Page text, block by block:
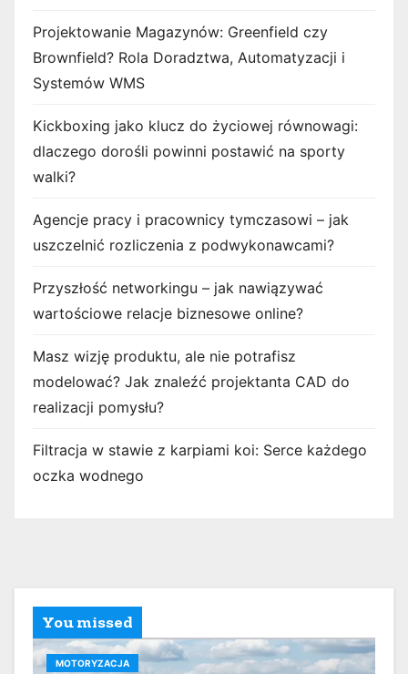
Projektowanie Magazynów: Greenfield czy
Brownfield? Rola Doradztwa, Automatyzacji i
Systemów WMS
Kickboxing jako klucz do życiowej równowagi:
dlaczego dorośli powinni postawić na sporty
walki?
Agencje pracy i pracownicy tymczasowi – jak
uszczelnić rozliczenia z podwykonawcami?
Przyszłość networkingu – jak nawiązywać
wartościowe relacje biznesowe online?
Masz wizję produktu, ale nie potrafisz
modelować? Jak znaleźć projektanta CAD do
realizacji pomysłu?
Filtracja w stawie z karpiami koi: Serce każdego
oczka wodnego
You missed
MOTORYZACJA